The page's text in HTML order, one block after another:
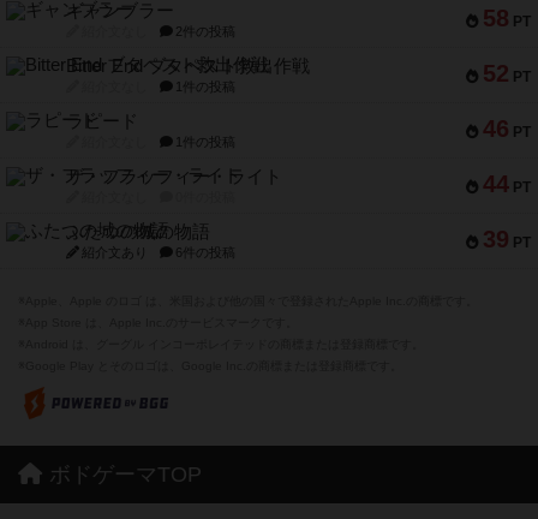
58 PT
ギャンブラー
2件の投稿
52 PT
Bitter End ブタペスト救出作戦
1件の投稿
46 PT
ラピード
1件の投稿
44 PT
ザ・フラッフィー・ライト
39 PT
ふたつの城の物語
紹介文あり 6件の投稿
ボドゲーマTOP